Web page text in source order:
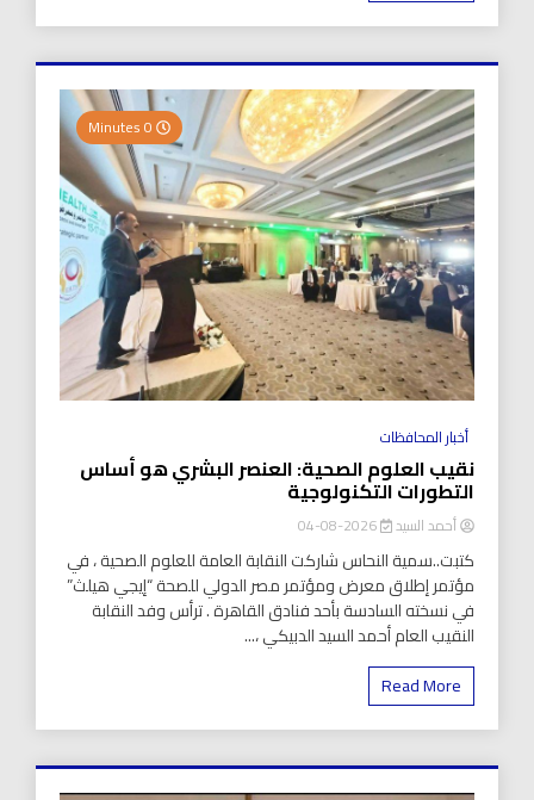
أخبار المحافظات
نقيب العلوم الصحية: العنصر البشري هو أساس
التطورات التكنولوجية
أحمد السيد 2026-08-04
كتبت..سمية النحاس شاركت النقابة العامة للعلوم الصحية ، في
مؤتمر إطلاق معرض ومؤتمر مصر الدولي للصحة “إيجي هيلث”
في نسخته السادسة بأحد فنادق القاهرة . ترأس وفد النقابة
النقيب العام أحمد السيد الدبيكي ،...
Read More